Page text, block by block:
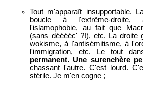
Tout m'apparaît insupportable.
boucle à l'extrême-
l'islamophobie, au fait que
(sans dééééc' ?!), etc. La droite
wokisme, à l'antisémitisme, à
l'immigration, etc. Le tout
permanent. Une surenchère
chassant l'autre. C'est lourd.
stérile. Je m'en cogne ;